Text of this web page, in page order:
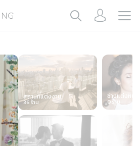
Slide 1 of 7
สถานที่แต่งงาน
36 ร้าน
ช่างแต่งหน้า
0 ร้าน